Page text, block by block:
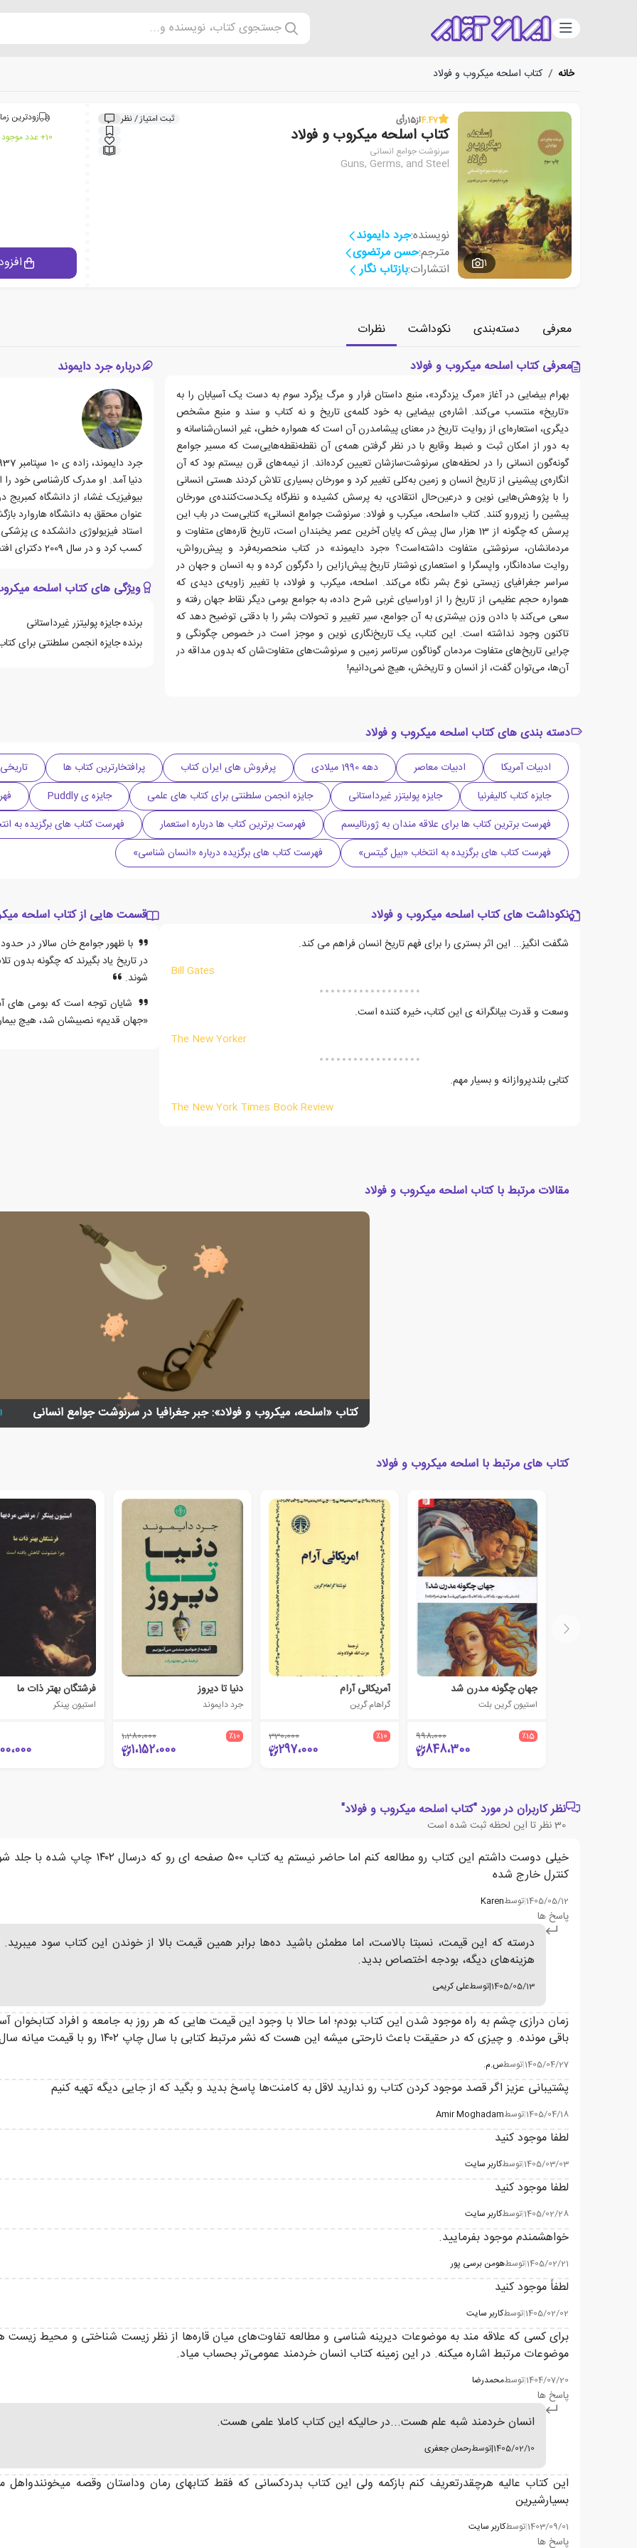
دسته‌بندی جستجوی کتاب، نویسنده و...
خانه / کتاب اسلحه میکروب و فولاد
1
4.47از15رأی ثبت امتیاز / نظر
کتاب اسلحه میکروب و فولاد
سرنوشت جوامع انسانی
Guns, Germs, and Steel
نویسنده:جرد دایموند
مترجم:حسن مرتضوی
انتشارات:بازتاب نگار
زودترین
10+ عدد موجود در انبار ایران کتاب
معرفی دسته‌بندی نکوداشت
نظرات
معرفی کتاب اسلحه میکروب و فولاد
بهرام بیضایی در آغاز «مرگ یزدگرد»، منبع داستان فرار و مرگ یزگرد سوم به دست یک آسیابان را به
«تاریخ» منتسب می‌کند. اشاره‌ی بیضایی به خود کلمه‌ی تاریخ و نه کتاب و سند و منبع مشخص
دیگری، استعاره‌ای از روایت تاریخ در معنای پیشامدرن آن است که همواره خطی، غیر انسان‌شناسانه و
به دور از امکان ثبت و ضبط وقایع با در نظر گرفتن همه‌ی آن نقطه‌نقطه‌هایی‌ست که مسیر جوامع
گونه‌گون انسانی را‌ در لحظه‌های سرنوشت‌سازشان تعیین کرده‌اند. از نیمه‌های قرن بیستم بود که آن
انگاره‌ی پیشینی از تاریخ انسان و زمین به‌کلی تغییر کرد و مورخان بسیاری تلاش کردند هستی انسانی
را با پژوهش‌هایی نوین و درعین‌حال انتقادی، به پرسش کشیده و نظرگاه یک‌دست‌کننده‌ی مورخان
پیشین را زیرورو کنند. کتاب «اسلحه، میکرب و فولاد: سرنوشت جوامع انسانی» کتابی‌ست در باب این
پرسش که چگونه از 13 هزار سال پیش که پایان آخرین عصر یخبندان است، تاریخ قاره‌های متفاوت و
مردمانشان، سرنوشتی متفاوت داشته‌است؟ «جرد دایموند» در کتاب منحصربه‌فرد و پیش‌رو‎‌اش،
روایت ساده‌انگار، واپسگرا و استعماری نوشتار تاریخ پیش‌ازاین را دگرگون کرده و به انسان و جهان در
سراسر جغرافیای زیستی نوع بشر نگاه می‌کند. اسلحه، میکرب و فولاد، با تغییر زاویه‌ی دیدی که
همواره حجم عظیمی از تاریخ را از اوراسیای غربی شرح داده، به جوامع بومی دیگر نقاط جهان رفته و
سعی می‌کند با دادن وزن بیشتری به آن جوامع، سیر تغییر و تحولات بشر را با دقتی توضیح دهد که
تاکنون وجود نداشته است. این کتاب، یک تاریخ‌نگاری نوین و موجز است در خصوص چگونگی و
چرایی تاریخ‌های متفاوت مردمان گوناگون سرتاسر زمین و سرنوشت‌های متفاوت‌‌شان که بدون مداقه در
آن‌ها، می‌توان گفت، از انسان و تاریخش، هیچ نمی‌دانیم!
درباره جرد دایموند
کسب کرد و در سال 2009 دکترای افتخاری دانشکده ی ایالتی وستفیلد را از آن خود نمود.
ویژگی های کتاب اسلحه
برنده جایزه پولیتزر غیرداستانی
برنده جایزه انجمن سلطنتی برای
دسته بندی های کتاب اسلحه میکروب و فولاد
ادبیات آمریکا ادبیات معاصر دهه 1990 میلادی پرفروش های ایران کتاب پرافتخارترین کتاب ها تاریخی
جایزه کتاب کالیفرنیا
جایزه پولیتزر غیرداستانی جایزه انجمن سلطنتی برای کتاب های علمی جایزه ی Puddly
فهرست برترین کتاب ها برای علاقه مندان به ژورنالیسم
فهرست برترین کتاب ها درباره استعمار
فهرست کتاب های برگزیده به
فهرست کتاب های برگزیده به انتخاب «بیل گیتس»
فهرست کتاب های برگزیده درباره «انسان شناسی»
نکوداشت های کتاب اسلحه میکروب و فولاد
شگفت انگیز... این اثر بستری را برای فهم تاریخ انسان فراهم می کند.
Bill Gates
وسعت و قدرت بیانگرانه ی این کتاب، خیره کننده است.
The New Yorker
کتابی بلندپروازانه و بسیار مهم.
The New York Times Book Review
قسمت هایی از کتاب اسلحه
با ظهور جوامع خان سالار در
در تاریخ یاد بگیرند که چگونه
شوند.
شایان توجه است که بومی های
«جهان قدیم» نصیبشان شد، هیچ
مقالات مرتبط با کتاب اسلحه میکروب و فولاد
کتاب «اسلحه، میکروب و فولاد»: جبر جغرافیا در سرنوشت جوامع انسانی
کتاب های مرتبط با اسلحه میکروب و فولاد
جهان چگونه مدرن شد
استیون گرین بلت
٪15 998،000
848،300
آمریکائی آرام
گراهام گرین
٪10 330،000
297،000
دنیا تا دیروز
جرد دایموند
٪10 1،280،000
1،152،000
فرشتگان بهتر ذات ما
استیون پینکر
نظر کاربران در مورد "کتاب اسلحه میکروب و فولاد"
30نظر تا این لحظه ثبت شده است
خیلی دوست داشتم این کتاب رو مطالعه کنم
کنترل خارج شده
1405/05/12
|توسطKaren
پاسخ ها
درسته که این قیمت، نسبتا بالاست، اما مطمئن باشید ده‌ها برابر همین قیمت بالا از خوندن این کتاب سود
هزینه‌های دیگه، بودجه اختصاص بدید.
1405/05/13
|توسطعلی کریمی
زمان درازی چشم به راه موجود شدن این کتاب بودم؛ اما حالا با وجود این قیمت هایی که هر روز به جامعه و افراد کتابخوان
باقی مونده. و چیزی که در حقیقت باعث نارحتی میشه این هست که نشر مرتبط کتابی با سال چاپ ۱۴۰۲ رو با قیمت میانه سال ۱۴۰۵ موجود می‌کنه.
1405/04/27
|توسطس.م.
پشتیبانی عزیز اگر قصد موجود کردن کتاب رو ندارید لاقل به کامنت‌ها پاسخ بدید و بگید که از جایی دیگه تهیه کنیم
1405/04/18
|توسطAmir Moghadam
لطفا موجود کنید
1405/03/03
|توسطکاربر سایت
لطفا موجود کنید
1405/02/28
|توسطکاربر سایت
خواهشمندم موجود بفرمایید.
1405/02/21
|توسطهومن برسی پور
لطفاً موجود کنید
1405/02/02
|توسطکاربر سایت
برای کسی که علاقه مند به موضوعات دیرینه شناسی و مطالعه تفاوت‌های میان قاره‌ها از نظر زیست شناختی و محیط
موضوعات مرتبط اشاره میکنه. در این زمینه کتاب انسان خردمند عمومی‌تر بحساب میاد.
1404/07/20
|توسطمحمدرضا
پاسخ ها
انسان خردمند شبه علم هست...در حالیکه این کتاب کاملا علمی هست.
1405/02/10
|توسطرحمان جعفری
این کتاب عالیه هرچقدرتعریف کنم بازکمه ولی این کتاب بدردکسانی که فقط کتابهای رمان وداستان وقصه
بسیارشیرین
1403/09/01
|توسطکاربر سایت
پاسخ ها